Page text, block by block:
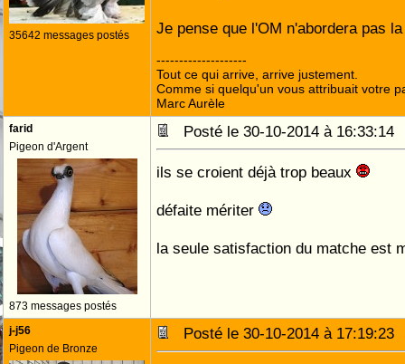
35642 messages postés Je pense que l'OM n'abordera pas
--------------------
Tout ce qui arrive, arrive justement.
Comme si quelqu'un vous attribuait votre
Marc Aurèle
farid
Pigeon d'Argent
873 messages postés
Posté le 30-10-2014 à
ils se croient déjà trop beaux
défaite mériter
la seule satisfaction du matche est
j-j56
Pigeon de Bronze
Posté le 30-10-2014 à